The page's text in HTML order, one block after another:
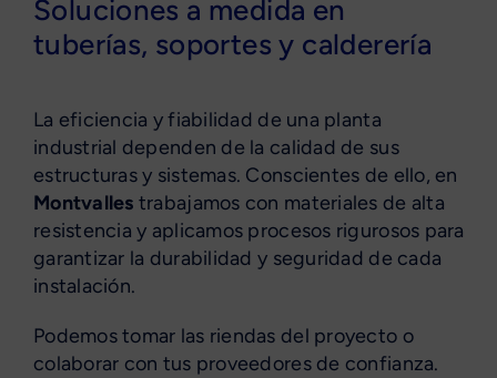
Soluciones a medida en
tuberías, soportes y calderería
La eficiencia y fiabilidad de una planta
industrial dependen de la calidad de sus
estructuras y sistemas. Conscientes de ello, en
Montvalles trabajamos con materiales de alta
resistencia y aplicamos procesos rigurosos para
garantizar la durabilidad y seguridad de cada
instalación.
Podemos tomar las riendas del proyecto o
colaborar con tus proveedores de confianza.